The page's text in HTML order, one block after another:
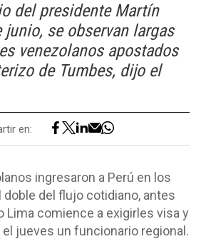
del presidente Martín
junio, se observan largas
venezolanos apostados
de Tumbes, dijo el
en:
ingresaron a Perú en los
del flujo cotidiano, antes
Lima comience a exigirles visa y
jueves un funcionario regional.